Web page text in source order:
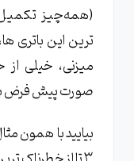
(همه‌چیز
‌ترین این باتری
میزنی، خیلی
صورت پیش‌ فرض
بیایید با همون